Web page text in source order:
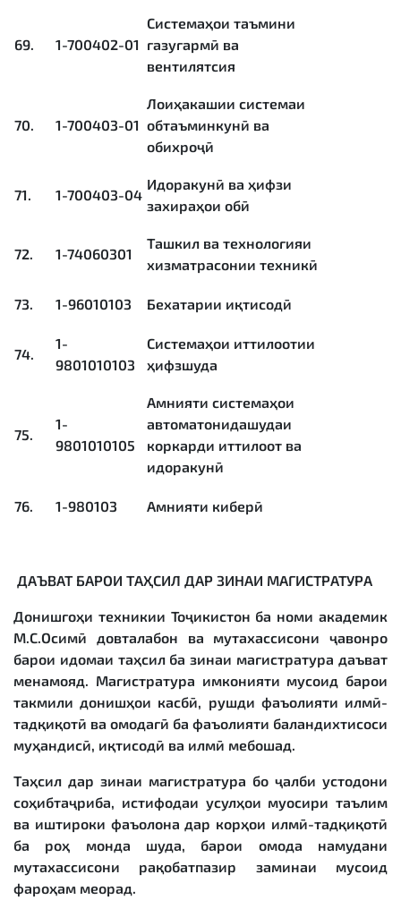
69. 1-700402-01
Системаҳои таъмини
газугармӣ ва
вентилятсия
70. 1-700403-01
Лоиҳакашии системаи
обтаъминкунӣ ва
обихроҷӣ
71. 1-700403-04
Идоракунӣ ва ҳифзи
захираҳои обӣ
72. 1-74060301
Ташкил ва технологияи
хизматрасонии техникӣ
73. 1-96010103 Бехатарии иқтисодӣ
74.
1-
9801010103
Системаҳои иттилоотии
ҳифзшуда
75.
1-
9801010105
Амнияти системаҳои
автоматонидашудаи
коркарди иттилоот ва
идоракунӣ
76. 1-980103 Амнияти киберӣ
ДАЪВАТ БАРОИ ТАҲСИЛ ДАР ЗИНАИ МАГИСТРАТУРА
Донишгоҳи техникии Тоҷикистон ба номи академик
М.С.Осимӣ довталабон ва мутахассисони ҷавонро
барои идомаи таҳсил ба зинаи магистратура даъват
менамояд. Магистратура имконияти мусоид барои
такмили донишҳои касбӣ, рушди фаъолияти илмӣ-
тадқиқотӣ ва омодагӣ ба фаъолияти баландихтисоси
муҳандисӣ, иқтисодӣ ва илмӣ мебошад.
Таҳсил дар зинаи магистратура бо ҷалби устодони
соҳибтаҷриба, истифодаи усулҳои муосири таълим
ва иштироки фаъолона дар корҳои илмӣ-тадқиқотӣ
ба роҳ монда шуда, барои омода намудани
мутахассисони рақобатпазир заминаи мусоид
фароҳам меорад.